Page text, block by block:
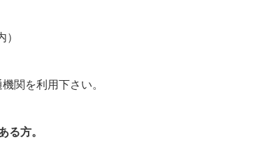
を利用下さい。
方。